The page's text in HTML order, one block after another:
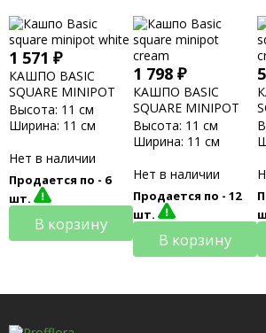
1 571 ₽
КАШПО BASIC
SQUARE MINIPOT
WHITE
Высота: 11 см
Ширина: 11 см
Нет в наличии
Продается по - 6
шт.
В корзину
1 798 ₽
КАШПО BASIC
SQUARE MINIPOT
CREAM
Высота: 11 см
Ширина: 11 см
Нет в наличии
Продается по - 12
шт.
В корзину